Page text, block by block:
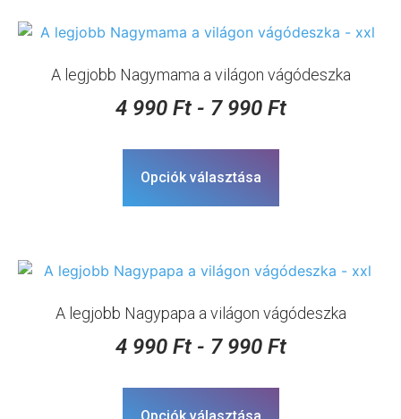
A legjobb Nagymama a világon vágódeszka
4 990 Ft- 7 990 Ft
Opciók választása
A legjobb Nagypapa a világon vágódeszka
4 990 Ft- 7 990 Ft